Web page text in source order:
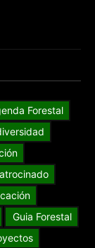
Forestal
Guia Forestal